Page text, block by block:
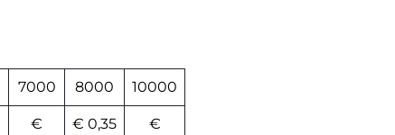
7000 8000 10000
€
€ 0,35
€